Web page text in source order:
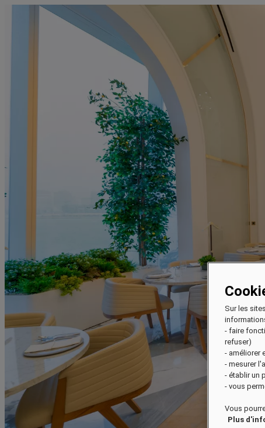
Sur les
- faire
refuser)
- améliorer
- mesurer
- établir un
- vous
Vous
Plus